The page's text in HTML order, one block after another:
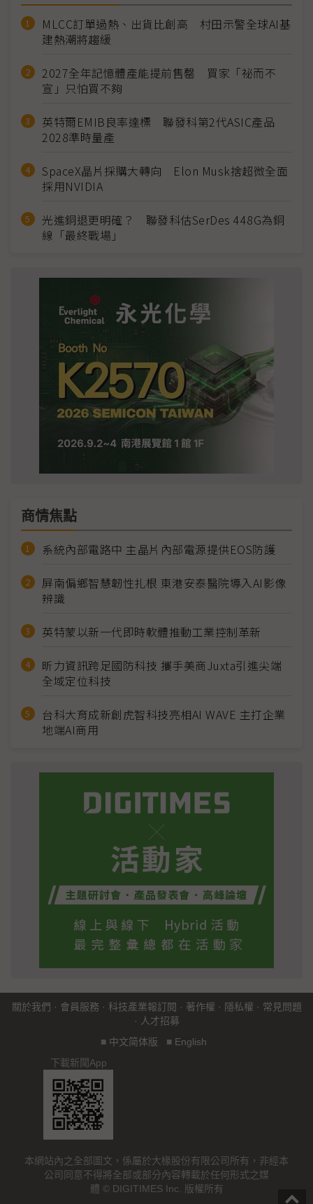
MLCC訂單過熱、出貨比創高 村田示警全球AI基
建熱潮將趨緩
2027全年記憶體產能提前售罄 買家「祕而不
宣」只怕買不夠
英特爾EMIB良率達標 聯發科第2代ASIC產品
2028準時量產
SpaceX晶片採購大轉向 Elon Musk捨超微全面
採用NVIDIA
光進銅退更明確？ 聯發科估SerDes 448G為銅
線「最終戰場」
商情焦點
系統內部電路中 主晶片內部電源提供EOS防護
屏南偏鄉智慧韌性扎根 東港安泰醫院導入AI影像
辨識
英特蒙以新一代即時軟體推動工業控制革新
昕力資訊跨足國防科技 攜手美商Juxta引進尖端
全域定位科技
台科大育成新創虎智科技亮相AI WAVE 主打企業
地端AI商用
關於我們 · 會員服務 · 科技產業報訂閱 · 著作權 · 隱私權 · 常見問題
· 人才招募
■ 中文简体版 ■ English
下載新聞App
本網站內之全部圖文，係屬於大椽股份有限公司所有，非經本
公司同意不得將全部或部分內容轉載於任何形式之媒
體 © DIGITIMES Inc. 版權所有